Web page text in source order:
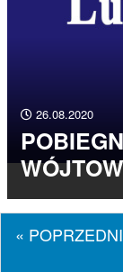
26.08.2020
«